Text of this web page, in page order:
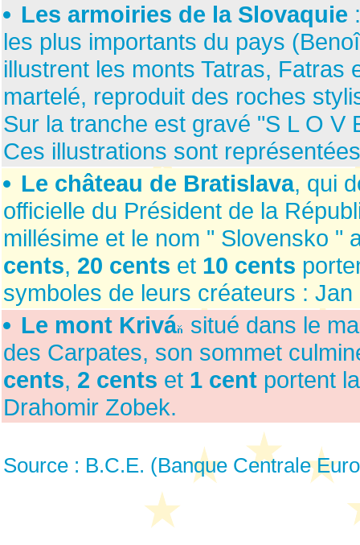
Les armoiries de la Slovaquie
les plus importants du pays
illustrent les monts Tatras, Fatras
martelé, reproduit des roches
Sur la tranche est gravé "S L O
Ces illustrations sont
Le château de Bratislava, qui
officielle du Président de la
millésime et le nom " Slovensko
cents, 20 cents et 10 cents
symboles de leurs créateurs :
Le mont Krivá situé dans le
des Carpates, son sommet
cents, 2 cents et 1 cent portent
Drahomir Zobek.
Source : B.C.E. (Banque Centrale